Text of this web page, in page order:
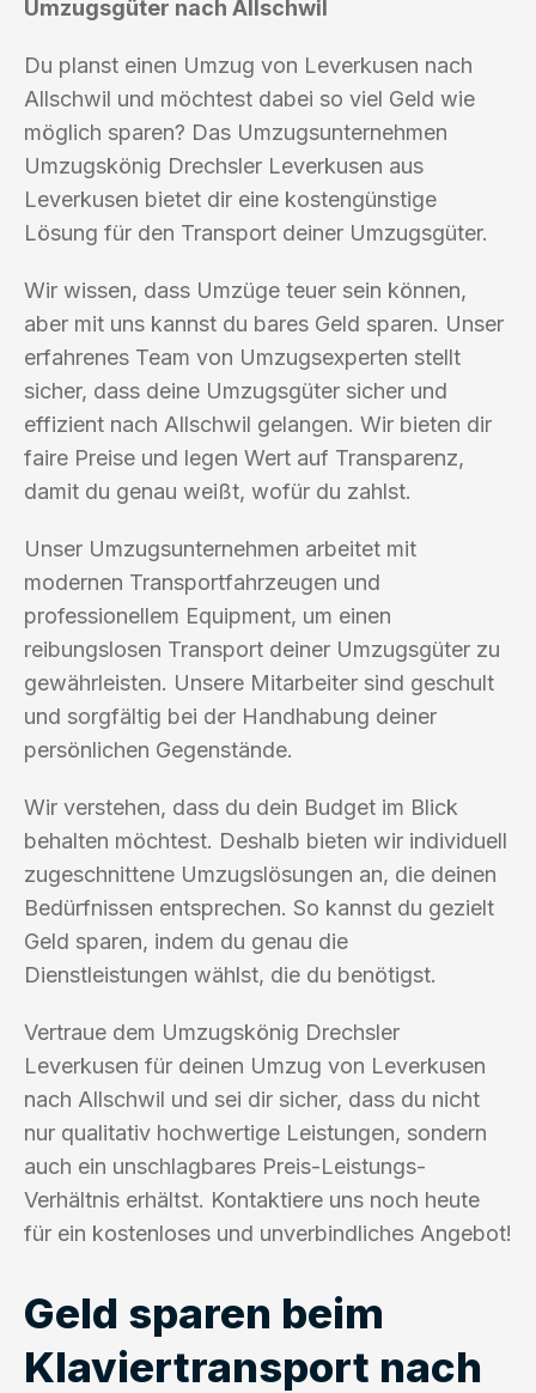
Umzugsgüter nach Allschwil
Du planst einen Umzug von Leverkusen nach
Allschwil und möchtest dabei so viel Geld wie
möglich sparen? Das Umzugsunternehmen
Umzugskönig Drechsler Leverkusen aus
Leverkusen bietet dir eine kostengünstige
Lösung für den Transport deiner Umzugsgüter.
Wir wissen, dass Umzüge teuer sein können,
aber mit uns kannst du bares Geld sparen. Unser
erfahrenes Team von Umzugsexperten stellt
sicher, dass deine Umzugsgüter sicher und
effizient nach Allschwil gelangen. Wir bieten dir
faire Preise und legen Wert auf Transparenz,
damit du genau weißt, wofür du zahlst.
Unser Umzugsunternehmen arbeitet mit
modernen Transportfahrzeugen und
professionellem Equipment, um einen
reibungslosen Transport deiner Umzugsgüter zu
gewährleisten. Unsere Mitarbeiter sind geschult
und sorgfältig bei der Handhabung deiner
persönlichen Gegenstände.
Wir verstehen, dass du dein Budget im Blick
behalten möchtest. Deshalb bieten wir individuell
zugeschnittene Umzugslösungen an, die deinen
Bedürfnissen entsprechen. So kannst du gezielt
Geld sparen, indem du genau die
Dienstleistungen wählst, die du benötigst.
Vertraue dem Umzugskönig Drechsler
Leverkusen für deinen Umzug von Leverkusen
nach Allschwil und sei dir sicher, dass du nicht
nur qualitativ hochwertige Leistungen, sondern
auch ein unschlagbares Preis-Leistungs-
Verhältnis erhältst. Kontaktiere uns noch heute
für ein kostenloses und unverbindliches Angebot!
Geld sparen beim
Klaviertransport nach